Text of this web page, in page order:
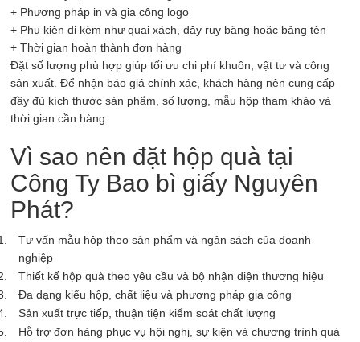
+ Phương pháp in và gia công logo
+ Phụ kiện đi kèm như quai xách, dây ruy băng hoặc bảng tên
+ Thời gian hoàn thành đơn hàng
Đặt số lượng phù hợp giúp tối ưu chi phí khuôn, vật tư và công
sản xuất. Để nhận báo giá chính xác, khách hàng nên cung cấp
đầy đủ kích thước sản phẩm, số lượng, mẫu hộp tham khảo và
thời gian cần hàng.
Vì sao nên đặt hộp quà tại
Công Ty Bao bì giấy Nguyên
Phát?
Tư vấn mẫu hộp theo sản phẩm và ngân sách của doanh
nghiệp
Thiết kế hộp quà theo yêu cầu và bộ nhận diện thương hiệu
Đa dạng kiểu hộp, chất liệu và phương pháp gia công
Sản xuất trực tiếp, thuận tiện kiểm soát chất lượng
Hỗ trợ đơn hàng phục vụ hội nghị, sự kiện và chương trình quà